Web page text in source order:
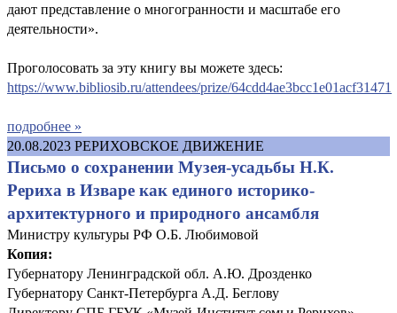
дают представление о многогранности и масштабе его
деятельности».
Проголосовать за эту книгу вы можете здесь:
https://www.bibliosib.ru/attendees/prize/64cdd4ae3bcc1e01acf31471
подробнее »
20.08.2023 РЕРИХОВСКОЕ ДВИЖЕНИЕ
Письмо о сохранении Музея-усадьбы Н.К.
Рериха в Изваре как единого историко-
архитектурного и природного ансамбля
Министру культуры РФ О.Б. Любимовой
Копия:
Губернатору Ленинградской обл. А.Ю. Дрозденко
Губернатору Санкт-Петербурга А.Д. Беглову